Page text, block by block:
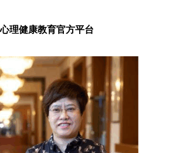
理健康教育官方平台